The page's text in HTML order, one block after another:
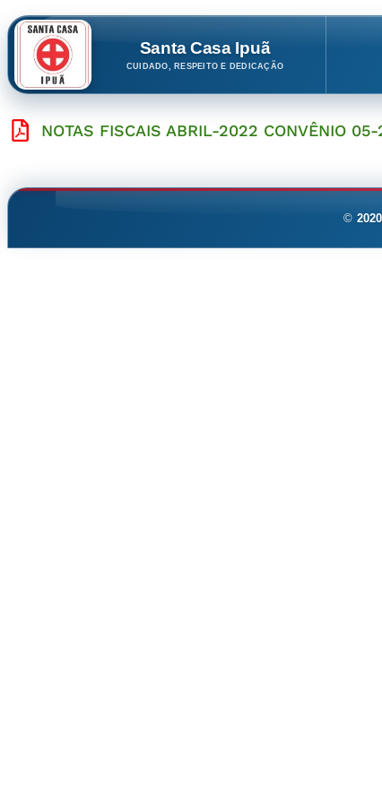
Santa Casa Ipuã
CUIDADO, RESPEITO E DEDICAÇÃO
NOTAS FISCAIS ABRIL-2022 CONVÊNIO 05-
©